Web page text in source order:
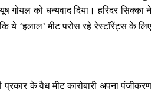
गोयल को धन्यवाद दिया। हरिंदर सिक्का ने
ये ‘हलाल’ मीट परोस रहे रेस्टॉरेंट्स के लिए
के वैध मीट कारोबारी अपना पंजीकरण